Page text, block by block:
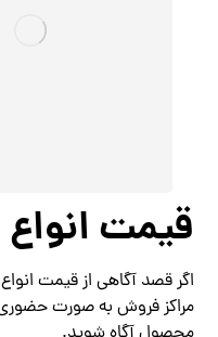
قیمت انواع
اگر قصد آگاهی از قیمت
مراکز فروش به صورت حضوری